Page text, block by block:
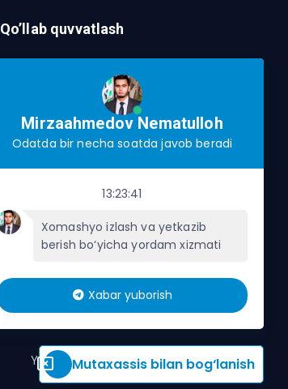
Qo’llab quvvatlash
Telegram orqalik murojaat yo’lash
Yangiliklar Eng so'nggi mavzular
Mutaxassis bilan bog‘lanish
Mirzaahmedov Nematulloh
Odatda bir necha soatda javob beradi
13:23:41
Xomashyo izlash va yetkazib
berish bo‘yicha yordam xizmati
Xabar yuborish